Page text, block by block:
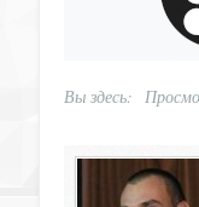
Вы здесь: